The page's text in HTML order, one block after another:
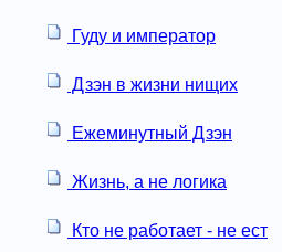
Гуду и император
Дзэн в жизни нищих
Ежеминутный Дзэн
Жизнь, а не логика
Кто не работает - не ест